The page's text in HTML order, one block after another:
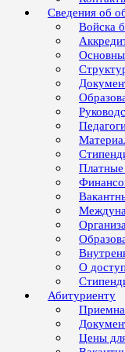
Сведения об
Войска
Платные
О
Абитуриенту
Цены